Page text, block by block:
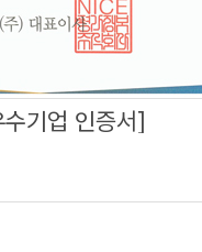
기업 인증서]